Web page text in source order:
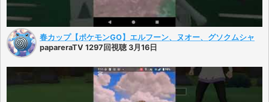
春カップ【ポケモンGO】エルフーン、ヌオー、グソクムシャ
papareraTV 1297回視聴 3月16日